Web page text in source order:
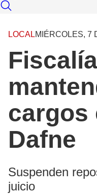
LOCALMIÉRCOLES, 7
Fiscalía
cargos
Dafne
Suspenden
juicio